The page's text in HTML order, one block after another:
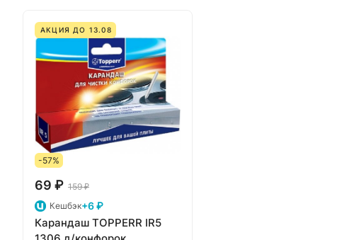
АКЦИЯ ДО 13.08
-57%
69 ₽ 159 ₽
Кешбэк+6 ₽
Карандаш TOPPERR IR5